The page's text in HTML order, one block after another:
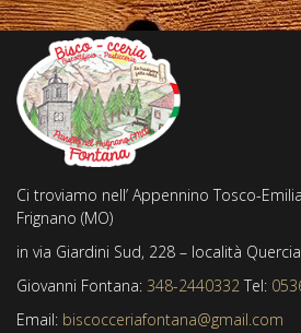
Ci troviamo nell’ Appennino Tosco-
Frignano (MO)
in via Giardini Sud, 228 – località
Giovanni Fontana: 348-2440332 Tel:
Email: biscocceriafontana@gmail.com